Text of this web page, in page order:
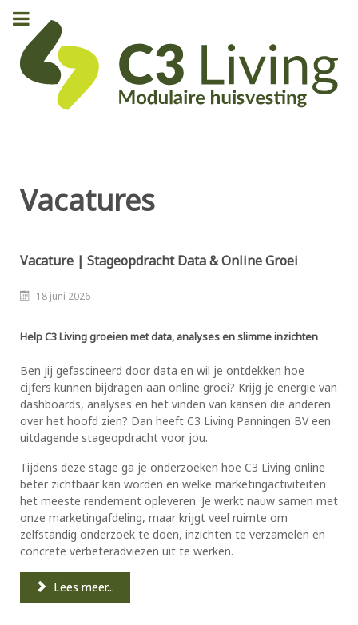
Vacatures
Vacature | Stageopdracht Data & Online Groei
18 juni 2026
Help C3 Living groeien met data, analyses en slimme inzichten
Ben jij gefascineerd door data en wil je ontdekken hoe
cijfers kunnen bijdragen aan online groei? Krijg je energie van
dashboards, analyses en het vinden van kansen die anderen
over het hoofd zien? Dan heeft C3 Living Panningen BV een
uitdagende stageopdracht voor jou.
Tijdens deze stage ga je onderzoeken hoe C3 Living online
beter zichtbaar kan worden en welke marketingactiviteiten
het meeste rendement opleveren. Je werkt nauw samen met
onze marketingafdeling, maar krijgt veel ruimte om
zelfstandig onderzoek te doen, inzichten te verzamelen en
concrete verbeteradviezen uit te werken.
Lees meer...